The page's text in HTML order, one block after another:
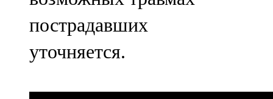
пострадавших
уточняется.